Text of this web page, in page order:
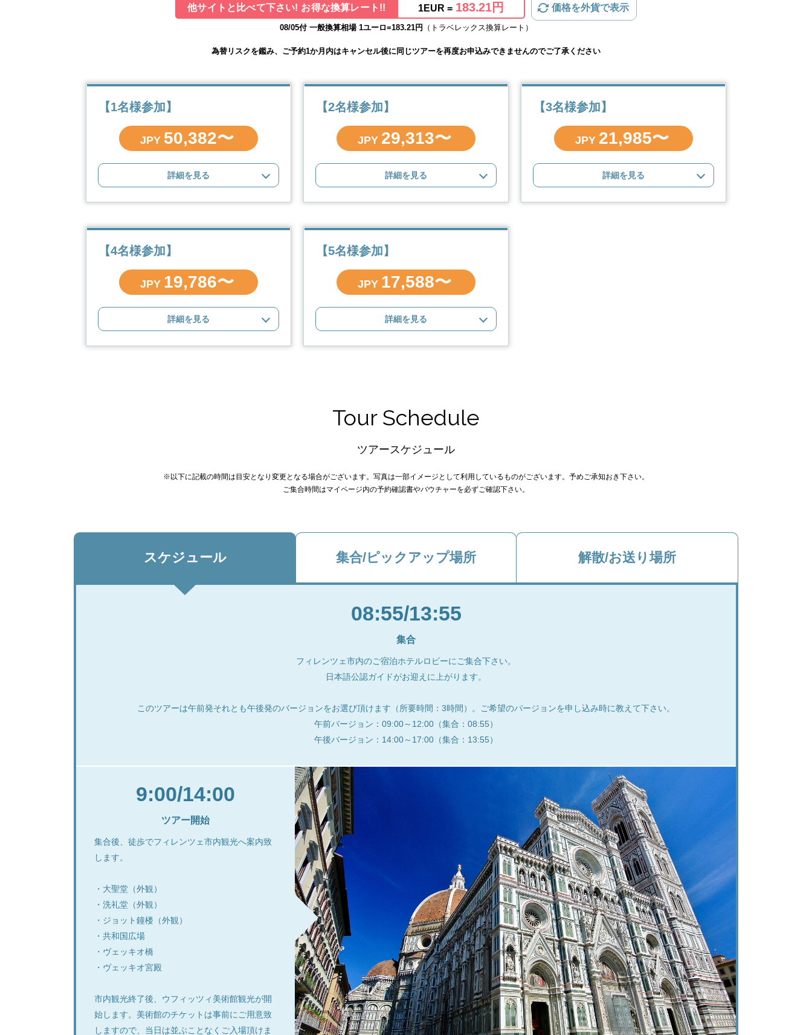
他サイトと比べて下さい! お得な換算レート!! 1EUR = 183.21円 価格を外貨で表示
08/05付 一般換算相場 1ユーロ=183.21円 （トラベレックス換算レート）
為替リスクを鑑み、ご予約1か月内はキャンセル後に同じツアーを再度お申込みできませんのでご了承ください
【1名様参加】
JPY 50,382〜
詳細を見る
【2名様参加】
JPY 29,313〜
詳細を見る
【3名様参加】
JPY 21,985〜
詳細を見る
【4名様参加】
JPY 19,786〜
詳細を見る
【5名様参加】
JPY 17,588〜
詳細を見る
Tour Schedule
ツアースケジュール
※以下に記載の時間は目安となり変更となる場合がございます。写真は一部イメージとして利用しているものがございます。予めご承知おき下さい。
ご集合時間はマイページ内の予約確認書やバウチャーを必ずご確認下さい。
スケジュール 集合/ピックアップ場所 解散/お送り場所
08:55/13:55
集合
フィレンツェ市内のご宿泊ホテルロビーにご集合下さい。
日本語公認ガイドがお迎えに上がります。
このツアーは午前発それとも午後発のバージョンをお選び頂けます（所要時間：3時間）。ご希望のバージョンを申し込み時に教えて下さい。
午前バージョン：09:00～12:00（集合：08:55）
午後バージョン：14:00～17:00（集合：13:55）
9:00/14:00
ツアー開始
集合後、徒歩でフィレンツェ市内観光へ案内致
します。
・大聖堂（外観）
・洗礼堂（外観）
・ジョット鐘楼（外観）
・共和国広場
・ヴェッキオ橋
・ヴェッキオ宮殿
市内観光終了後、ウフィッツィ美術館観光が開
始します。美術館のチケットは事前にご用意致
しますので、当日は並ぶことなくご入場頂けま